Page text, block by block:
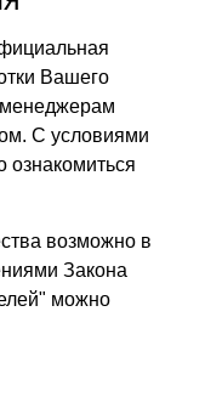
Вашего
менеджерам
С условиями
ознакомиться
возможно в
Закона
можно